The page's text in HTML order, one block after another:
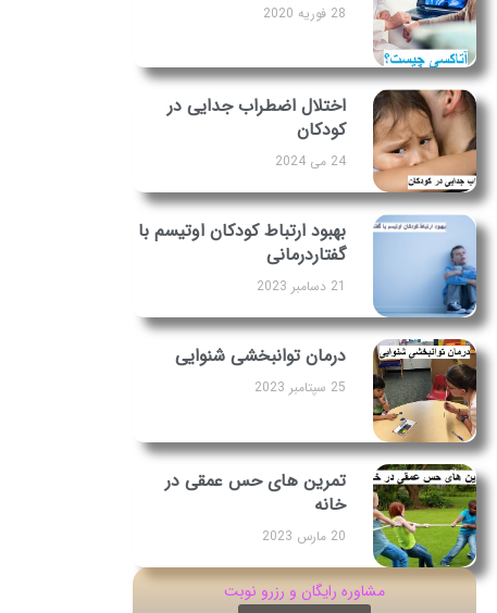
28 فوریه 2020
اختلال اضطراب جدایی در
کودکان
24 می 2024
بهبود ارتباط کودکان اوتیسم با
گفتاردرمانی
21 دسامبر 2023
درمان توانبخشی شنوایی
25 سپتامبر 2023
تمرین های حس عمقی در
خانه
20 مارس 2023
مشاوره رایگان و رزرو نوبت